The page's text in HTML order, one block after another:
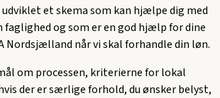
et skema som kan hjælpe dig med
og som er en god hjælp for dine
Nordsjælland når vi skal forhandle din løn.
om processen, kriterierne for lokal
der er særlige forhold, du ønsker belyst,